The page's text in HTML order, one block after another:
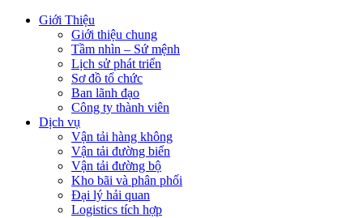
Giới Thiệu
Giới thiệu chung
Tầm nhìn – Sứ mệnh
Lịch sử phát triển
Sơ đồ tổ chức
Ban lãnh đạo
Công ty thành viên
Dịch vụ
Vận tải hàng không
Vận tải đường biển
Vận tải đường bộ
Kho bãi và phân phối
Đại lý hải quan
Logistics tích hợp